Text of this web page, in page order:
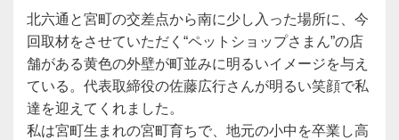
北六通と宮町の交差点から南に少し入った場所に、今
回取材をさせていただく“ペットショップさまん”の店
舗がある黄色の外壁が町並みに明るいイメージを与え
ている。代表取締役の佐藤広行さんが明るい笑顔で私
達を迎えてくれました。
私は宮町生まれの宮町育ちで、地元の小中を卒業し高